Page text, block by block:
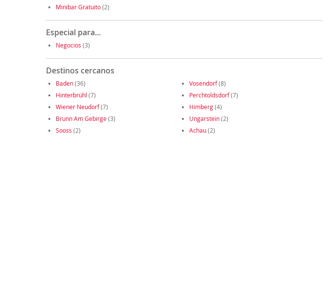
Minibar Gratuito(2)
Especial para...
Negocios (3)
Destinos cercanos
Baden(36) Vosendorf(8)
Hinterbrühl (7) Perchtoldsdorf(7)
Wiener Neudorf(7) Himberg(4)
Brunn Am Gebirge(3) Ungarstein(2)
Sooss (2) Achau(2)